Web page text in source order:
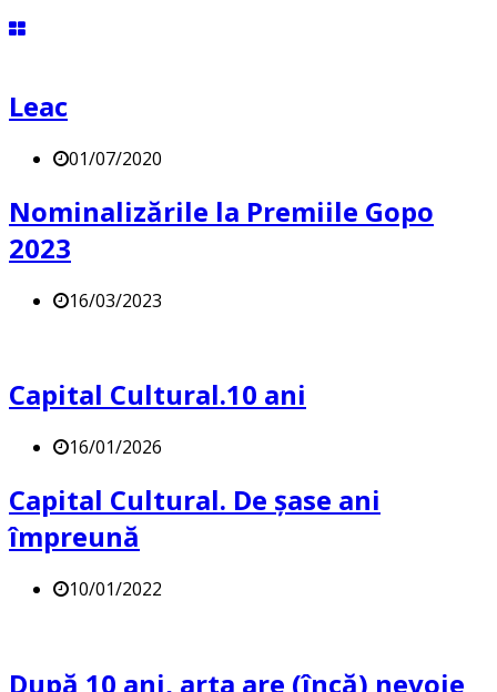
Leac
01/07/2020
Nominalizările la Premiile Gopo
2023
16/03/2023
Capital Cultural.10 ani
16/01/2026
Capital Cultural. De șase ani
împreună
10/01/2022
După 10 ani, arta are (încă) nevoie